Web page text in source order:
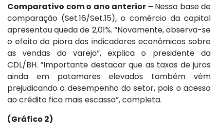
Comparativo com o ano anterior – Nessa base de
comparação (Set.16/Set.15), o comércio da capital
apresentou queda de 2,01%. “Novamente, observa-se
o efeito da piora dos indicadores econômicos sobre
as vendas do varejo”, explica o presidente da
CDL/BH. “Importante destacar que as taxas de juros
ainda em patamares elevados também vêm
prejudicando o desempenho do setor, pois o acesso
ao crédito fica mais escasso”, completa.
(Gráfico 2)